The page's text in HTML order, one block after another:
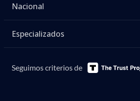
Nacional
Especializados
Seguimos criterios de